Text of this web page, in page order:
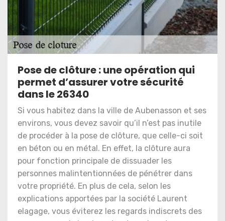
Pose de clôture : une opération qui
permet d’assurer votre sécurité
dans le 26340
Si vous habitez dans la ville de Aubenasson et ses
environs, vous devez savoir qu’il n’est pas inutile
de procéder à la pose de clôture, que celle-ci soit
en béton ou en métal. En effet, la clôture aura
pour fonction principale de dissuader les
personnes malintentionnées de pénétrer dans
votre propriété. En plus de cela, selon les
explications apportées par la société Laurent
elagage, vous éviterez les regards indiscrets des